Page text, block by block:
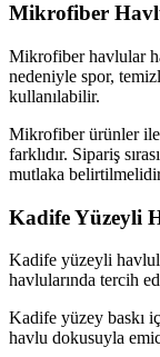
Mikrofiber
Mikrofiber havlular
nedeniyle spor,
kullanılabilir.
Mikrofiber ürünler
farklıdır. Sipariş
mutlaka
Kadife Yüzeyli
Kadife yüzeyli
havlularında tercih
Kadife yüzey baskı
havlu dokusuyla